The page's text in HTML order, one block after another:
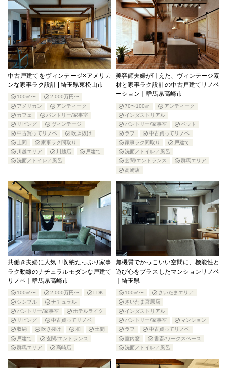
中古戸建てをヴィンテージ×アメリカ
ンな家事ラク設計 | 埼玉県東松山市
100㎡〜
2,000万円〜
アメリカン
アンティーク
カフェ
パントリー/家事室
リビング
ヴィンテージ
中古買ってリノベ
吹き抜け
土間
家事ラク間取り
川越エリア
川越店
戸建て
洗面／トイレ／風呂
美容師夫婦が叶えた、ヴィンテージ素
材と家事ラク設計の中古戸建てリノベ
ーション｜群馬県高崎市
70〜100㎡
アンティーク
インダストリアル
パントリー/家事室
ペット
ラフ
中古買ってリノベ
家事ラク間取り
戸建て
洗面／トイレ／風呂
玄関/エントランス
群馬エリア
高崎店
共働き夫婦に人気！収納たっぷり家事
ラク動線のナチュラルモダンな戸建て
リノベ｜群馬県高崎市
100㎡〜 2,000万円〜
LDK
シンプル
ナチュラル
パントリー/家事室
ホテルライク
リビング
中古買ってリノベ
収納
吹き抜け 和
土間
戸建て
玄関/エントランス
群馬エリア
高崎店
無機質でかっこいい空間に、機能性と
遊び心をプラスしたマンションリノベ
｜埼玉県
100㎡〜
さいたまエリア
さいたま宮原店
インダストリアル
パントリー/家事室
マンション
ラフ
中古買ってリノベ
室内窓
書斎/ワークスペース
洗面／トイレ／風呂